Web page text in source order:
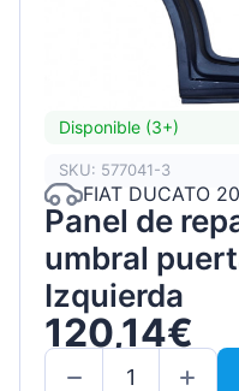
Disponible (3+)
SKU: 577041-3
FIAT DUCATO
Panel de
umbral
Izquierda
120,14€